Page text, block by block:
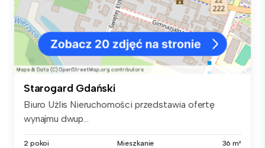
Starogard Gdański
Biuro Użlis Nieruchomości przedstawia ofertę
wynajmu dwup...
2 pokoi Mieszkanie 36 m²